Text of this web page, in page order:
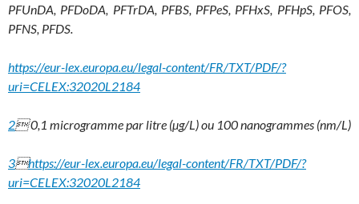
PFUnDA, PFDoDA, PFTrDA, PFBS, PFPeS, PFHxS, PFHpS, PFOS,
PFNS, PFDS.
https://eur-lex.europa.eu/legal-content/FR/TXT/PDF/?
uri=CELEX:32020L2184
2 0,1 microgramme par litre (µg/L) ou 100 nanogrammes (nm/L)
3https://eur-lex.europa.eu/legal-content/FR/TXT/PDF/?
uri=CELEX:32020L2184